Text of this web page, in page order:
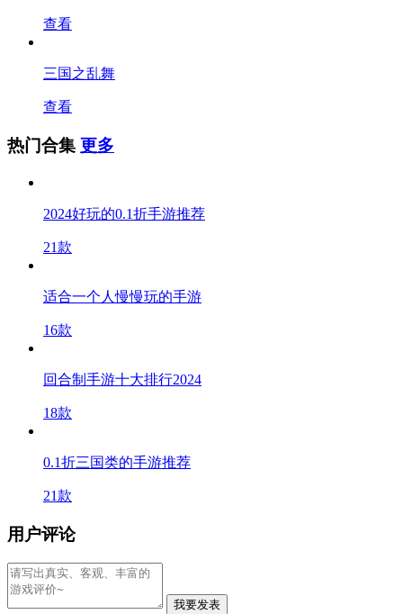
查看
三国之乱舞
查看
热门合集 更多
2024好玩的0.1折手游推荐
21款
适合一个人慢慢玩的手游
16款
回合制手游十大排行2024
18款
0.1折三国类的手游推荐
21款
用户评论
我要发表